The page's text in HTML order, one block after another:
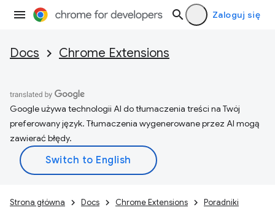
Zaloguj się
Docs Chrome Extensions
Google używa technologii AI do tłumaczenia treści na Twój
preferowany język. Tłumaczenia wygenerowane przez AI mogą
zawierać błędy.
Strona główna Docs Chrome Extensions Poradniki